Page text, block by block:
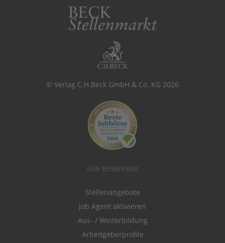
© Verlag C.H.Beck GmbH & Co. KG 2026
FÜR BEWERBER
Stellenangebote
Job Agent aktivieren
Aus- / Weiterbildung
Arbeitgeberprofile